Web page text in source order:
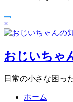
×
おじいちゃ
日常の小さな困っ
ホーム